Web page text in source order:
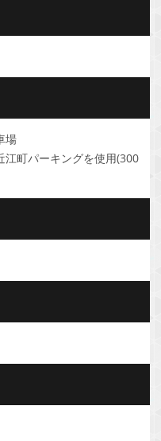
場
町パーキングを使用(300